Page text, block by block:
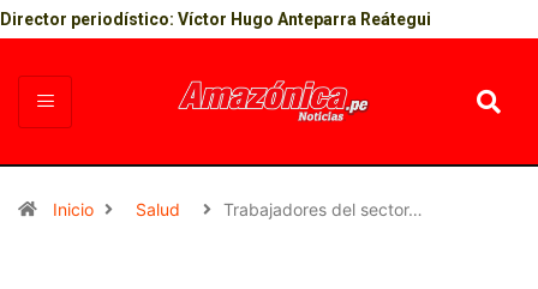
Director periodístico: Víctor Hugo Anteparra Reátegui
Inicio Salud Trabajadores del sector…